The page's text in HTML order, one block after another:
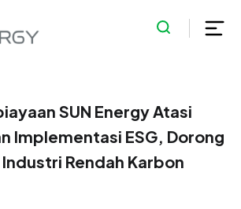
SUN Energy Atasi
Implementasi ESG, Dorong
Rendah Karbon